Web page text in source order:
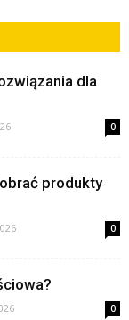
dla
0
produkty
0
0